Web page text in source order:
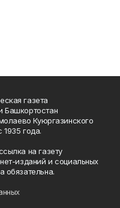
газета
Башкортостан
Куюргазинского
года.
на газету
изданий и социальных
обязательна.